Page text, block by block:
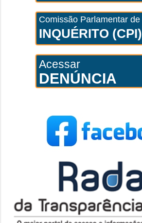
Comissão Parlamentar de
INQUÉRITO (CPI)
Acessar
DENÚNCIA